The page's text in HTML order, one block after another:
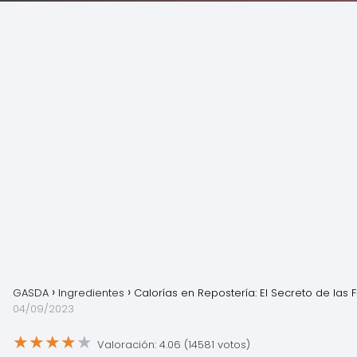
GASDA Ingredientes
Calorías en Repostería: El Secreto de las
04/09/2023
★★★★★ Valoración: 4.06 (14581 votos)